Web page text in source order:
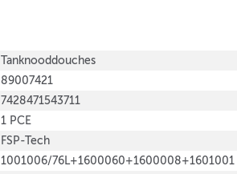
Tanknooddouches
89007421
7428471543711
1 PCE
FSP-Tech
1001006/76L+1600060+1600008+1601001